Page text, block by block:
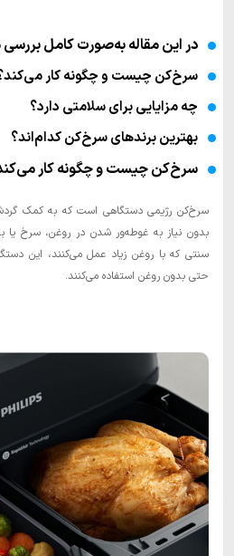
در این مقاله به‌صورت کامل
سرخ‌کن چیست و چگونه کار
چه مزایایی برای سلامتی دارد؟
بهترین برندهای سرخ‌کن کدام‌اند؟
سرخ‌کن چیست و چگونه کار
سرخ‌کن رژیمی دستگاهی است که به کمک
بدون نیاز به غوطه‌ور شدن در روغن، سرخ یا
سنتی که با روغن زیاد عمل می‌کنند، این
حتی بدون روغن استفاده می‌کنند.